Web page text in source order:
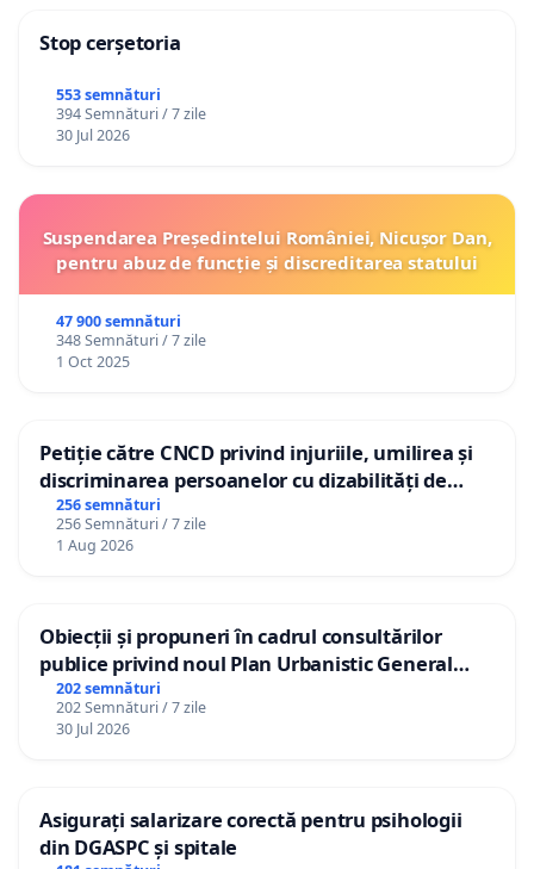
Stop cerșetoria
553 semnături
394 Semnături / 7 zile
30 Jul 2026
Suspendarea Președintelui României, Nicușor Dan,
pentru abuz de funcție și discreditarea statului
47 900 semnături
348 Semnături / 7 zile
1 Oct 2025
Petiție către CNCD privind injuriile, umilirea și
discriminarea persoanelor cu dizabilități de
către utilizatorul TikTok „Gorici”
256 semnături
256 Semnături / 7 zile
1 Aug 2026
Obiecții și propuneri în cadrul consultărilor
publice privind noul Plan Urbanistic General
(PUG) Ialoveni
202 semnături
202 Semnături / 7 zile
30 Jul 2026
Asigurați salarizare corectă pentru psihologii
din DGASPC și spitale